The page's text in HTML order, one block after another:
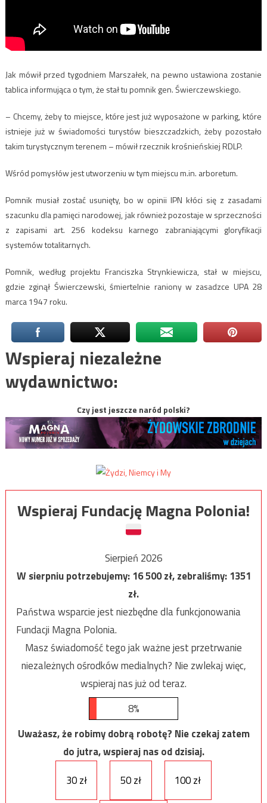
Jak mówił przed tygodniem Marszałek, na pewno ustawiona zostanie
tablica informująca o tym, że stał tu pomnik gen. Świerczewskiego.
– Chcemy, żeby to miejsce, które jest już wyposażone w parking, które
istnieje już w świadomości turystów bieszczadzkich, żeby pozostało
takim turystycznym terenem – mówił rzecznik krośnieńskiej RDLP.
Wśród pomysłów jest utworzeniu w tym miejscu m.in. arboretum.
Pomnik musiał zostać usunięty, bo w opinii IPN kłóci się z zasadami
szacunku dla pamięci narodowej, jak również pozostaje w sprzeczności
z zapisami art. 256 kodeksu karnego zabraniającymi gloryfikacji
systemów totalitarnych.
Pomnik, według projektu Franciszka Strynkiewicza, stał w miejscu,
gdzie zginął Świerczewski, śmiertelnie raniony w zasadzce UPA 28
marca 1947 roku.
Wspieraj niezależne
wydawnictwo:
Czy jest jeszcze naród polski?
Wspieraj Fundację Magna Polonia!
Sierpień 2026
W sierpniu potrzebujemy:16 500zł, zebraliśmy:1351
zł.
Państwa wsparcie jest niezbędne dla funkcjonowania
Fundacji Magna Polonia.
Masz świadomość tego jak ważne jest przetrwanie
niezależnych ośrodków medialnych? Nie zwlekaj więc,
wspieraj nas już od teraz.
8%
Uważasz, że robimy dobrą robotę? Nie czekaj zatem
do jutra, wspieraj nas od dzisiaj.
30 zł
50 zł 100 zł